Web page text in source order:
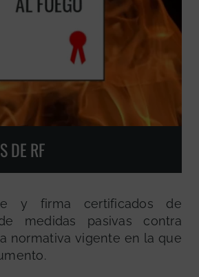
DE RF
y firma certificados de
medidas pasivas contra
normativa vigente en la que